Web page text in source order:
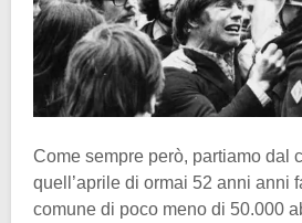
Come sempre però, partiamo dal
quell’aprile di ormai 52 anni anni
comune di poco meno di 50.000